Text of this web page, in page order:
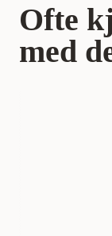
Ofte
med